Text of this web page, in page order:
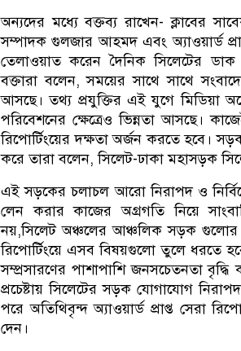
অন্যদের মধ্যে বক্তব্য রাখেন- ক্লাবের
সম্পাদক গুলজার আহমদ এবং অ্যাওয়ার্ড
তেলাওয়াত করেন দৈনিক সিলেটের ডাক
বক্তারা বলেন, সময়ের সাথে সাথে
আসছে। তথ্য প্রযুক্তির এই যুগে মিডিয়া
পরিবেশনের ক্ষেত্রেও ভিন্নতা আসছে।
রিপোর্টিংয়ের দক্ষতা অর্জন করতে হবে।
করে তারা বলেন, সিলেট-ঢাকা মহাসড়ক
এই সড়কের চলাচল আরো নিরাপদ ও
লেন করার কাজের অগ্রগতি নিয়ে
নয়,সিলেট অঞ্চলের আঞ্চলিক সড়ক গুলোর
রিপোর্টিংয়ে এসব বিষয়গুলো তুলে ধরতে
সম্প্রসারণের পাশাপাশি জনসচেতনতা
প্রচেষ্টায় সিলেটের সড়ক যোগাযোগ
পরে অতিথিবৃন্দ অ্যাওয়ার্ড প্রাপ্ত সেরা
দেন।